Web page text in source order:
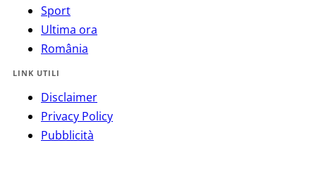
Sport
Ultima ora
România
LINK UTILI
Disclaimer
Privacy Policy
Pubblicità